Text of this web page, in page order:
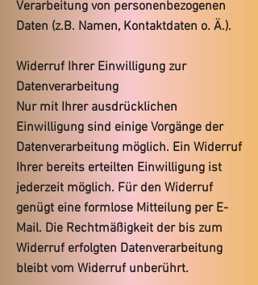
Verarbeitung von personenbezogenen
Daten (z.B. Namen, Kontaktdaten o. Ä.).
Widerruf Ihrer Einwilligung zur
Datenverarbeitung
Nur mit Ihrer ausdrücklichen
Einwilligung sind einige Vorgänge der
Datenverarbeitung möglich. Ein Widerruf
Ihrer bereits erteilten Einwilligung ist
jederzeit möglich. Für den Widerruf
genügt eine formlose Mitteilung per E-
Mail. Die Rechtmäßigkeit der bis zum
Widerruf erfolgten Datenverarbeitung
bleibt vom Widerruf unberührt.